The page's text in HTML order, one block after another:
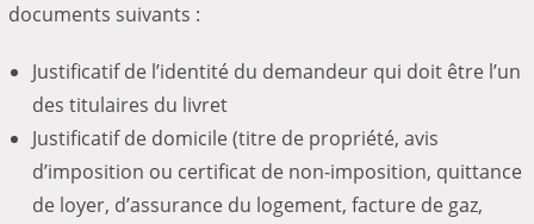
documents suivants :
Justificatif de l’identité du demandeur qui doit être l’un
des titulaires du livret
Justificatif de domicile (titre de propriété, avis
d’imposition ou certificat de non-imposition, quittance
de loyer, d’assurance du logement, facture de gaz,